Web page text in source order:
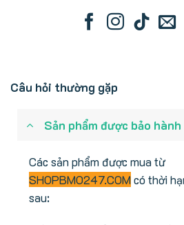
Câu hỏi thường gặp
Sản phẩm được bảo
Các sản phẩm được mua từ
SHOPBMO247.COMcó thời
sau: